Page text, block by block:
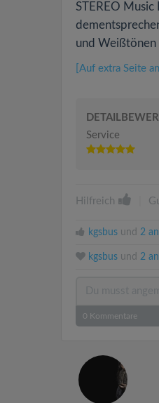
STEREO
und Weißtönen
[Auf extra Seite
Service
Hilfreich
kgsbus und 2
kgsbus und 2
0 Kommentare